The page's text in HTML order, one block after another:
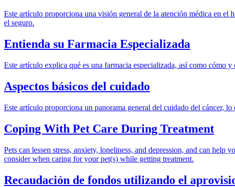
Este artículo proporciona una visión general de la atención médica en
el seguro.
Entienda su Farmacia Especializada
Este artículo explica qué es una farmacia especializada, así como cómo
Aspectos básicos del cuidado
Este artículo proporciona un panorama general del cuidado del cáncer,
Coping With Pet Care During Treatment
Pets can lessen stress, anxiety, loneliness, and depression, and can
consider when caring for your pet(s) while getting treatment.
Recaudación de fondos utilizando el